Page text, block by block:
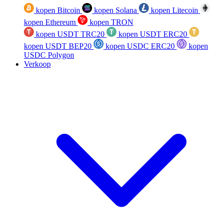
kopen Bitcoin kopen Solana
kopen Litecoin
kopen Ethereum
kopen TRON
kopen USDT TRC20
kopen USDT ERC20
kopen USDT BEP20
kopen USDC ERC20
kopen
USDC Polygon
Verkoop